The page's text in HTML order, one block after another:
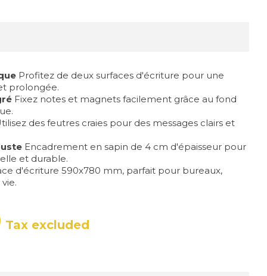
Profitez de deux surfaces d'écriture pour une
prolongée.
Fixez notes et magnets facilement grâce au fond
des feutres craies pour des messages clairs et
Encadrement en sapin de 4 cm d'épaisseur pour
et durable.
d'écriture 590x780 mm, parfait pour bureaux,
Tax excluded